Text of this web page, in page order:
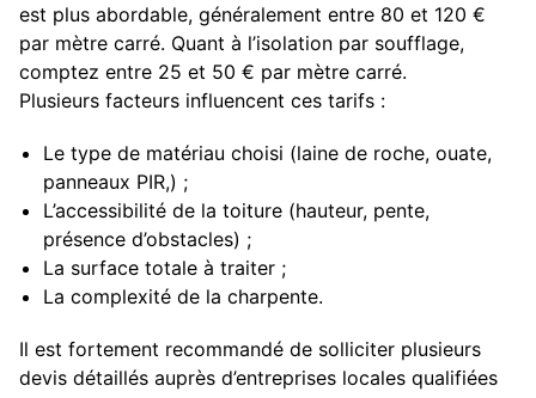
est plus abordable, généralement entre 80 et 120 €
par mètre carré. Quant à l’isolation par soufflage,
comptez entre 25 et 50 € par mètre carré.
Plusieurs facteurs influencent ces tarifs :
Le type de matériau choisi (laine de roche, ouate,
panneaux PIR,) ;
L’accessibilité de la toiture (hauteur, pente,
présence d’obstacles) ;
La surface totale à traiter ;
La complexité de la charpente.
Il est fortement recommandé de solliciter plusieurs
devis détaillés auprès d’entreprises locales qualifiées